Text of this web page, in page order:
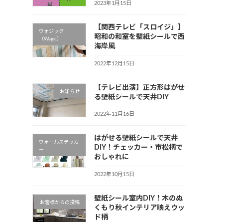
2023年1月15日
ウォジック
（Wagic）
【関西テレビ「スロイジ」】
昭和の和室を壁紙シールで西
海岸風
2022年12月15日
お知らせ
【テレビ出演】正方形はがせ
る壁紙シールで天井DIY
2022年11月16日
ウォールステッカ
ー
はがせる壁紙シールで天井
DIY！チェッカー・市松柄で
おしゃれに
2022年10月15日
お客様からの投稿
壁紙シール室内DIY！木のぬ
くもり秋インテリア映えウッ
ド柄